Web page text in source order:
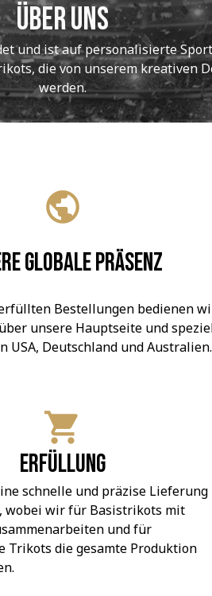
Über uns
und ist auf personalisierte
die von unserem kreativen
werden.
globale Präsenz
Bestellungen bedienen
unsere Hauptseite und
USA, Deutschland und Australien.
Erfüllung
schnelle und präzise Lieferung
wobei wir für Basistrikots mit
und für
Trikots die gesamte Produktion